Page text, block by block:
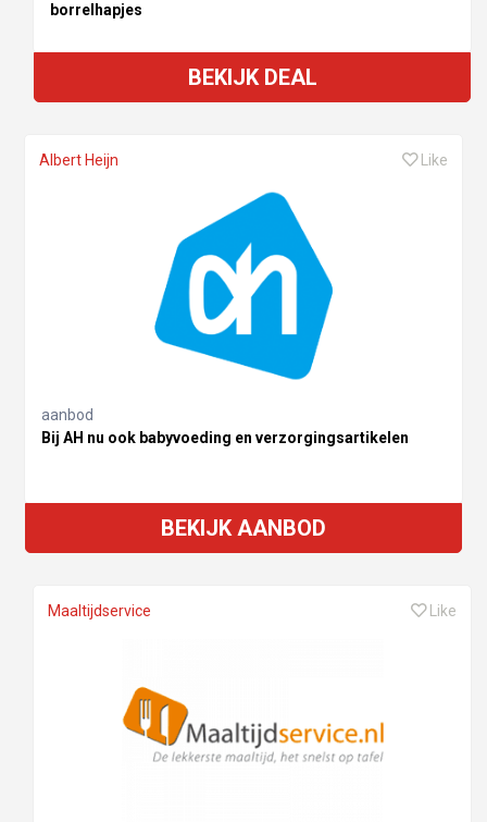
borrelhapjes
BEKIJK DEAL
Albert Heijn Like
aanbod
Bij AH nu ook babyvoeding en verzorgingsartikelen
BEKIJK AANBOD
Maaltijdservice Like